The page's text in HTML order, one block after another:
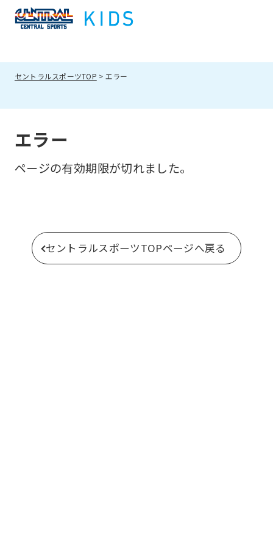
セントラルスポーツTOP エラー
エラー
ページの有効期限が切れました。
セントラルスポーツTOPページへ戻る